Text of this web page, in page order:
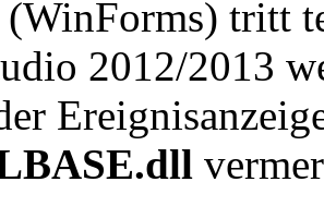
tritt
2012/2013